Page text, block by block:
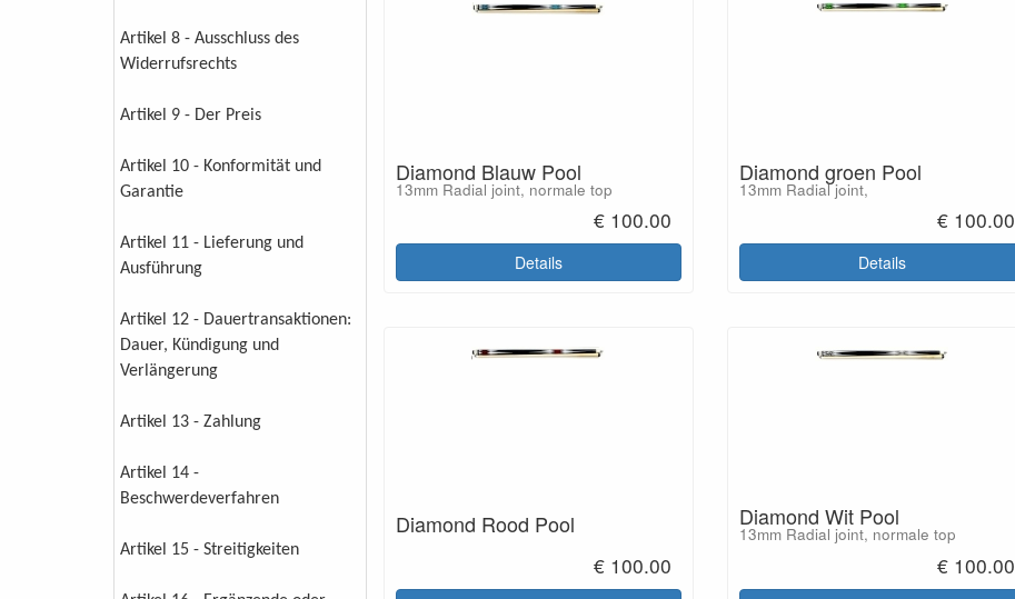
Artikel 8 - Ausschluss des
Widerrufsrechts
Artikel 9 - Der Preis
Artikel 10 - Konformität und
Garantie
Artikel 11 - Lieferung und
Ausführung
Artikel 12 - Dauertransaktionen:
Dauer, Kündigung und
Verlängerung
Artikel 13 - Zahlung
Artikel 14 -
Beschwerdeverfahren
Artikel 15 - Streitigkeiten
Diamond Blauw Pool
13mm Radial joint, normale top
€ 100.00
Details
Diamond groen Pool
13mm Radial joint,
€ 100.00
Details
Diamond Rood Pool
€ 100.00
Diamond Wit Pool
13mm Radial joint, normale top
€ 100.00